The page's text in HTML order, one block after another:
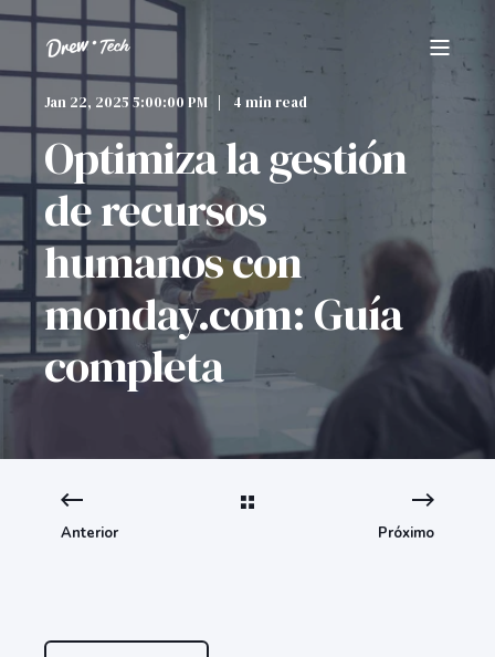
Jan 22, 2025 5:00:00 PM 4 min read
Optimiza la gestión
de recursos
humanos con
monday.com: Guía
completa
Anterior Próximo